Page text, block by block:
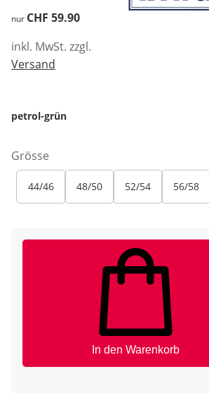
CHF 59.90
nur CHF 59.90
inkl. MwSt. zzgl.
Versand
petrol-grün
Grösse
44/46 48/50 52/54 56/58
In den Warenkorb